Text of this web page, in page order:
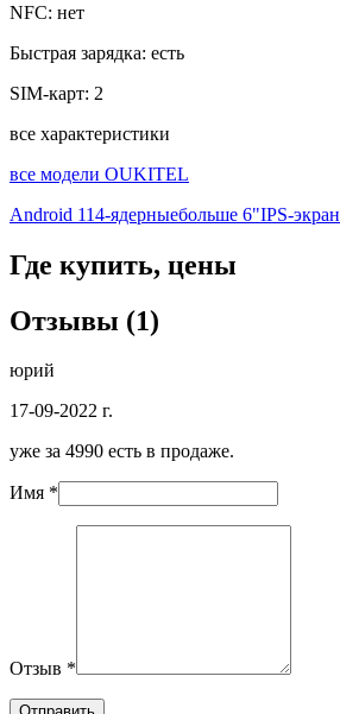
NFC: нет
Быстрая зарядка: есть
SIM-карт: 2
все характеристики
все модели OUKITEL
Android 114-ядерныебольше 6"IPS-экран
Где купить, цены
Отзывы (1)
юрий
17-09-2022 г.
уже за 4990 есть в продаже.
Имя *
Отзыв *